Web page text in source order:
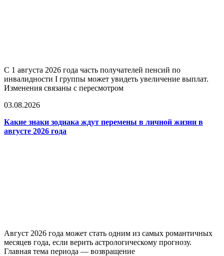
С 1 августа 2026 года часть получателей пенсий по
инвалидности I группы может увидеть увеличение выплат.
Изменения связаны с пересмотром
03.08.2026
Какие знаки зодиака ждут перемены в личной жизни в
августе 2026 года
Август 2026 года может стать одним из самых романтичных
месяцев года, если верить астрологическому прогнозу.
Главная тема периода — возвращение